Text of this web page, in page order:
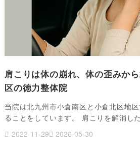
肩こりは体の崩れ、体の歪みか
区の徳力整体院
当院は北九州市小倉南区と小倉北区地
ることをしています。 肩こりを解消し
2022-11-29
2026-05-30